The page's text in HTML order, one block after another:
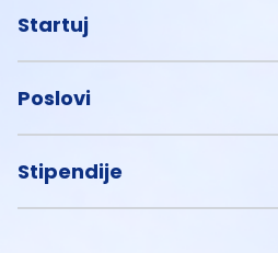
Startuj
Poslovi
Stipendije